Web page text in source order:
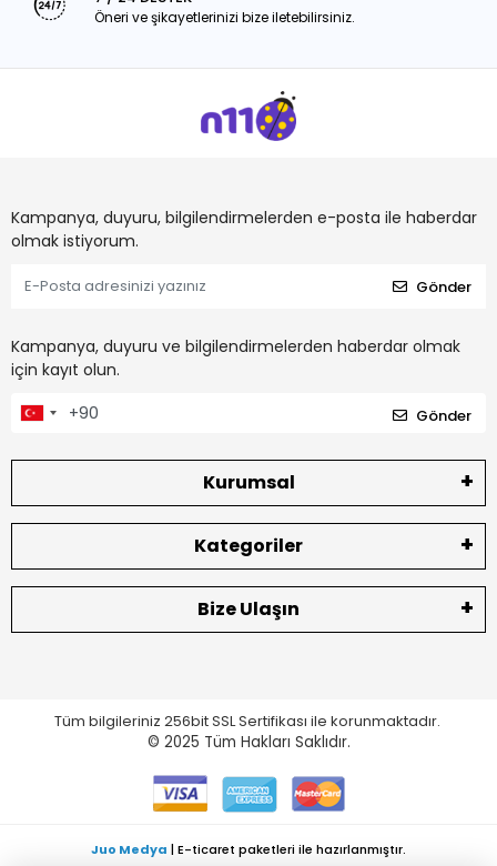
Öneri ve şikayetlerinizi bize iletebilirsiniz.
Kampanya, duyuru, bilgilendirmelerden e-posta ile haberdar
olmak istiyorum.
Gönder
Kampanya, duyuru ve bilgilendirmelerden haberdar olmak
için kayıt olun.
Gönder
Kurumsal
Kategoriler
Bize Ulaşın
Tüm bilgileriniz 256bit SSL Sertifikası ile korunmaktadır.
© 2025 Tüm Hakları Saklıdır.
Juo Medya | E-ticaret paketleri ile hazırlanmıştır.